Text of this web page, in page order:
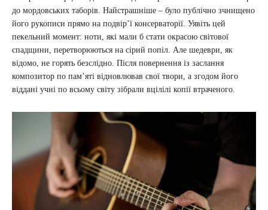
до мордовських таборів. Найстрашніше – було публічно зчнищено
його рукописи прямо на подвір’ї консерваторії. Уявіть цей
пекельний момент: ноти, які мали б стати окрасою світової
спадщини, перетворюються на сірий попіл. Але шедеври, як
відомо, не горять безслідно. Після повернення із заслання
композитор по пам’яті відновлював свої твори, а згодом його
віддані учні по всьому світу зібрали вцілілі копії втраченого.